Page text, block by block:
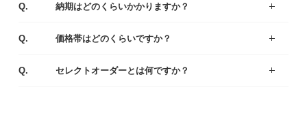
Q.
納期はどのくらいかかりますか？
Q.
価格帯はどのくらいですか？
Q.
セレクトオーダーとは何ですか？